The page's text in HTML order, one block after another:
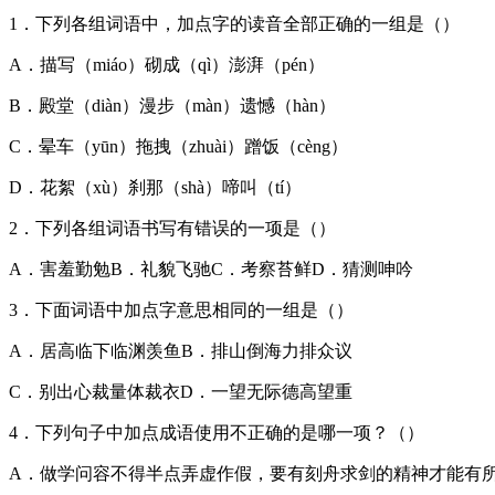
1．下列各组词语中，加点字的读音全部正确的一组是（）
A．描写（miáo）砌成（qì）澎湃（pén）
B．殿堂（diàn）漫步（màn）遗憾（hàn）
C．晕车（yūn）拖拽（zhuài）蹭饭（cèng）
D．花絮（xù）刹那（shà）啼叫（tí）
2．下列各组词语书写有错误的一项是（）
A．害羞勤勉B．礼貌飞驰C．考察苔鲜D．猜测呻吟
3．下面词语中加点字意思相同的一组是（）
A．居高临下临渊羡鱼B．排山倒海力排众议
C．别出心裁量体裁衣D．一望无际德高望重
4．下列句子中加点成语使用不正确的是哪一项？（）
A．做学问容不得半点弄虚作假，要有刻舟求剑的精神才能有